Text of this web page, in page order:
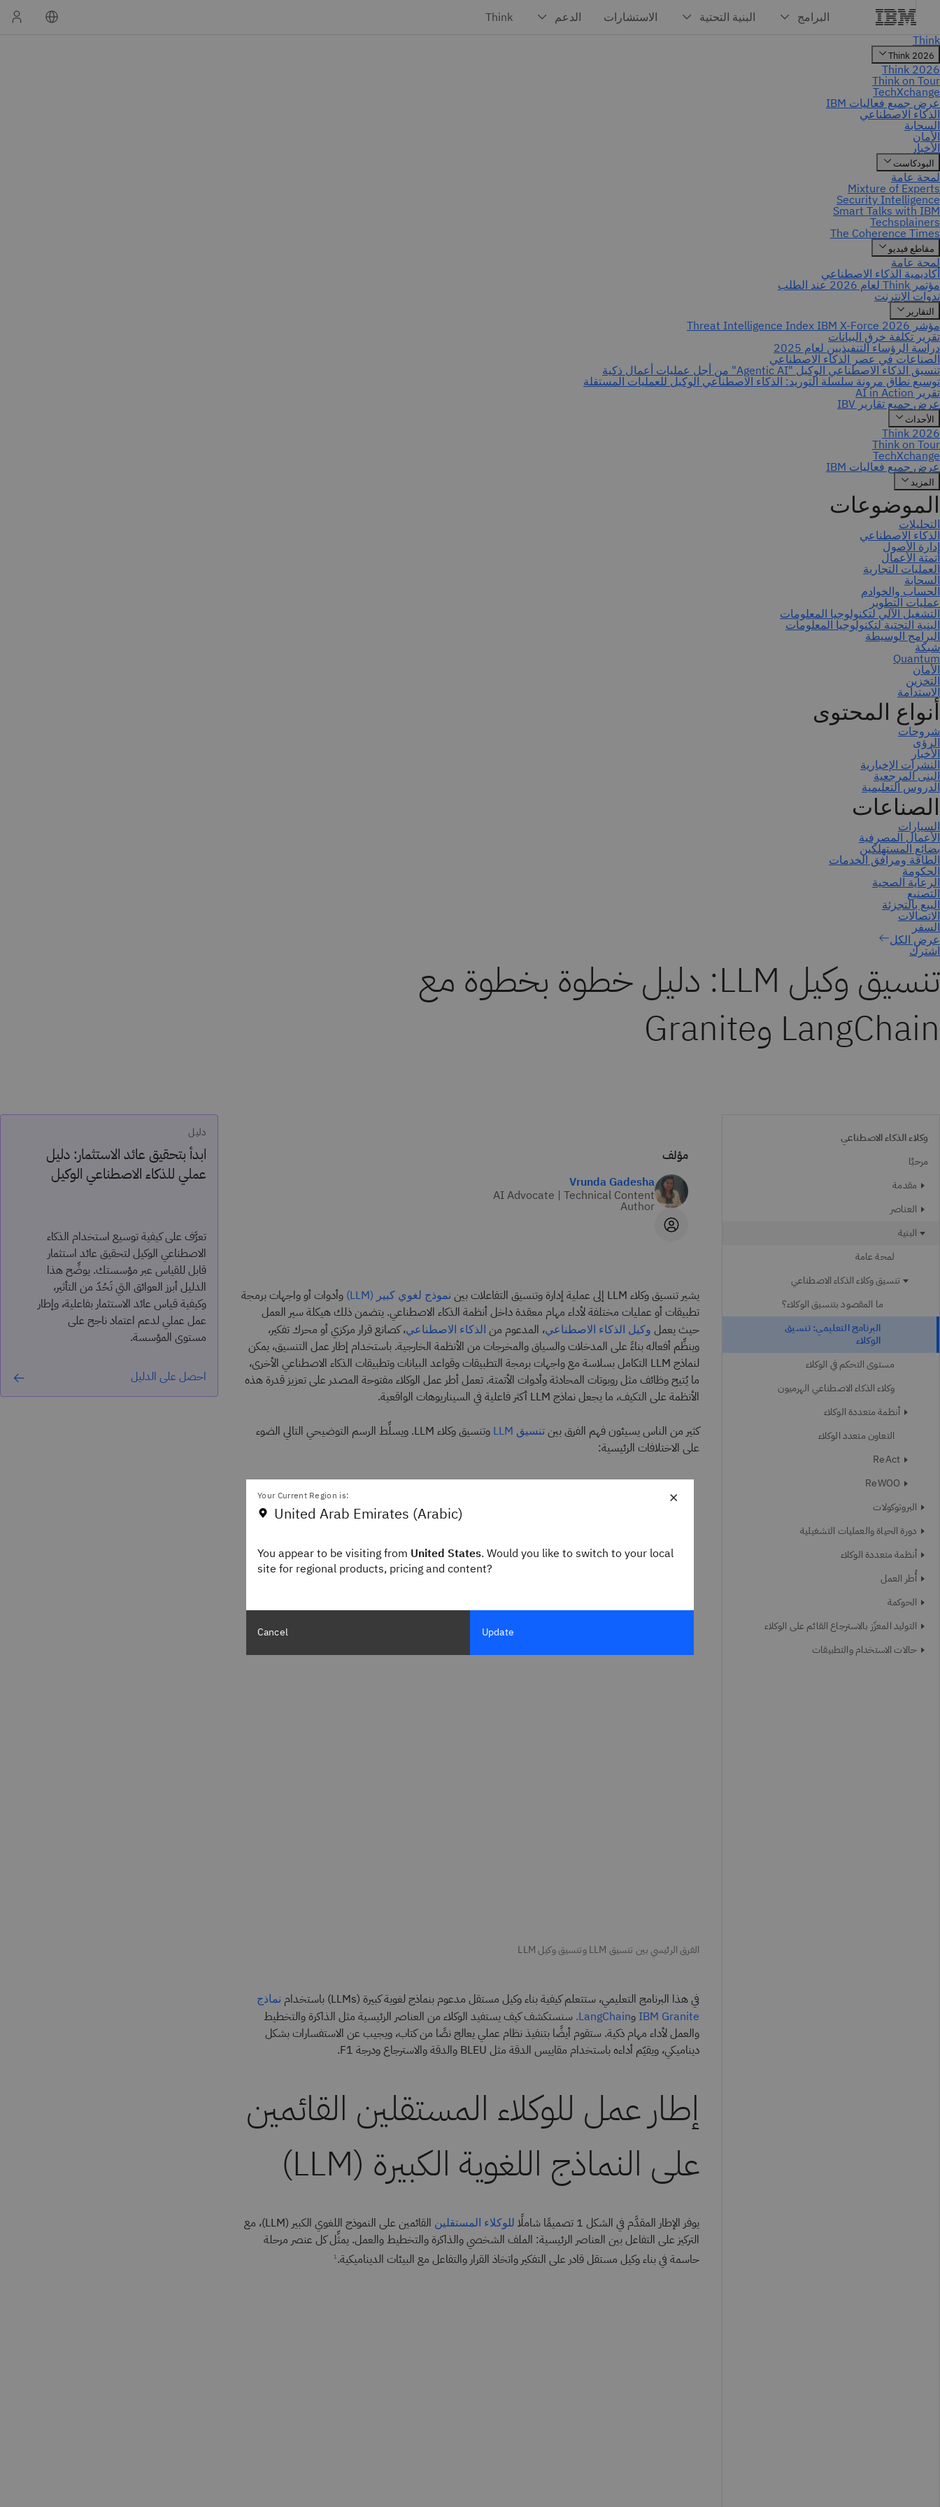
اشترك
تنسيق وكيل LLM: دليل خطوة بخطوة مع
LangChain وGranite
وكلاء الذكاء الاصطناعي
مرحبًا
مقدمة
العناصر
البنية
لمحة عامة
تنسيق وكلاء الذكاء الاصطناعي
ما المقصود بتنسيق الوكلاء؟
البرنامج التعليمي: تنسيق
الوكلاء
مستوى التحكم في الوكلاء
وكلاء الذكاء الاصطناعي الهرميون
أنظمة متعددة الوكلاء
التعاون متعدد الوكلاء
ReAct
ReWOO
البروتوكولات
دورة الحياة والعمليات التشغيلية
أنظمة متعددة الوكلاء
أُطر العمل
الحوكمة
التوليد المعزّز بالاسترجاع القائم على الوكلاء
حالات الاستخدام والتطبيقات
مؤلف
Vrunda Gadesha
AI Advocate | Technical Content
Author
يشير تنسيق وكلاء LLM إلى عملية إدارة وتنسيق التفاعلات بين نموذج لغوي كبير (LLM)
وأدوات أو واجهات برمجة
تطبيقات أو عمليات مختلفة لأداء مهام معقدة داخل أنظمة الذكاء الاصطناعي. يتضمن ذلك هيكلة سير العمل
حيث يعمل وكيل الذكاء الاصطناعي، المدعوم من الذكاء الاصطناعي، كصانع قرار مركزي أو محرك تفكير،
وينظِّم أفعاله بناءً على المدخلات والسياق والمخرجات من الأنظمة الخارجية. باستخدام إطار عمل التنسيق، يمكن
لنماذج LLM التكامل بسلاسة مع واجهات برمجة التطبيقات وقواعد البيانات وتطبيقات الذكاء الاصطناعي الأخرى،
ما يُتيح وظائف مثل روبوتات المحادثة وأدوات الأتمتة. تعمل أطر عمل الوكلاء مفتوحة المصدر على تعزيز قدرة هذه
الأنظمة على التكيف، ما يجعل نماذج LLM أكثر فاعلية في السيناريوهات الواقعية.
كثير من الناس يسيئون فهم الفرق بين تنسيق LLM
وتنسيق وكلاء LLM. ويسلِّط الرسم التوضيحي التالي الضوء
على الاختلافات الرئيسية:
الفرق الرئيسي بين تنسيق LLM وتنسيق وكيل LLM
في هذا البرنامج التعليمي، ستتعلم كيفية بناء وكيل مستقل مدعوم بنماذج لغوية كبيرة (LLMs) باستخدام
نماذج
IBM Granite وLangChain. سنستكشف كيف يستفيد الوكلاء من العناصر الرئيسية مثل الذاكرة والتخطيط
والعمل لأداء مهام ذكية. ستقوم أيضًا بتنفيذ نظام عملي يعالج نصًا من كتاب، ويجيب عن الاستفسارات بشكل
ديناميكي، ويقيّم أداءه باستخدام مقاييس الدقة مثل BLEU والدقة والاسترجاع ودرجة F1.
إطار عمل للوكلاء المستقلين القائمين
على النماذج اللغوية الكبيرة (LLM)
يوفر الإطار المقدَّم في الشكل 1 تصميمًا شاملًا للوكلاء المستقلين
القائمين على النموذج اللغوي الكبير (LLM)، مع
التركيز على التفاعل بين العناصر الرئيسية: الملف الشخصي والذاكرة والتخطيط والعمل. يمثِّل كل عنصر مرحلة
حاسمة في بناء وكيل مستقل قادر على التفكير واتخاذ القرار والتفاعل مع البيئات الديناميكية.1
دليل
ابدأ بتحقيق عائد الاستثمار: دليل
عملي للذكاء الاصطناعي الوكيل
تعرَّف على كيفية توسيع استخدام الذكاء
الاصطناعي الوكيل لتحقيق عائد استثمار
قابل للقياس عبر مؤسستك. يوضِّح هذا
الدليل أبرز العوائق التي تَحُدّ من التأثير،
وكيفية قياس عائد الاستثمار بفاعلية، وإطار
عمل عملي لدعم اعتماد ناجح على
مستوى المؤسسة.
احصل على الدليل
×
Your Current Region is:
United Arab Emirates (Arabic)
You appear to be visiting from United States. Would you like to switch to your local
site for regional products, pricing and content?
Cancel Update